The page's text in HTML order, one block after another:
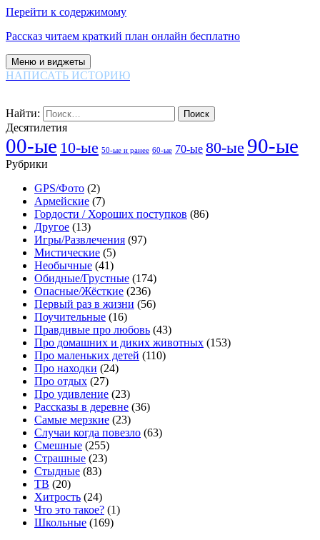
Перейти к содержимому
Рассказ читаем краткий план онлайн бесплатно
Меню и виджеты
НАПИСАТЬ ИСТОРИЮ
Найти:
Десятилетия
00-ые 10-ые 50-ые и ранее 60-ые 70-ые 80-ые 90-ые
Рубрики
GPS/Фото (2)
Армейские (7)
Гордости / Хороших поступков (86)
Другое (13)
Игры/Развлечения (97)
Мистические (5)
Необычные (41)
Обидные/Грустные (174)
Опасные/Жёсткие (236)
Первый раз в жизни (56)
Поучительные (16)
Правдивые про любовь (43)
Про домашних и диких животных (153)
Про маленьких детей (110)
Про находки (24)
Про отдых (27)
Про удивление (23)
Рассказы в деревне (36)
Самые мерзкие (23)
Случаи когда повезло (63)
Смешные (255)
Страшные (23)
Стыдные (83)
ТВ (20)
Хитрость (24)
Что это такое? (1)
Школьные (169)